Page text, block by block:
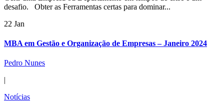
desafio. Obter as Ferramentas certas para dominar...
22 Jan
MBA em Gestão e Organização de Empresas – Janeiro 2024
Pedro Nunes
|
Notícias